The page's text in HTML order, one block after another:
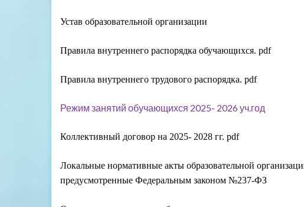
Устав образовательной организации
Правила внутреннего распорядка обучающихся. pdf
Правила внутреннего трудового распорядка. pdf
Режим занятий обучающихся 2025- 2026 уч.год
Коллективный договор на 2025- 2028 гг. pdf
Локальные нормативные акты образовательной
предусмотренные Федеральным законом №237-ФЗ